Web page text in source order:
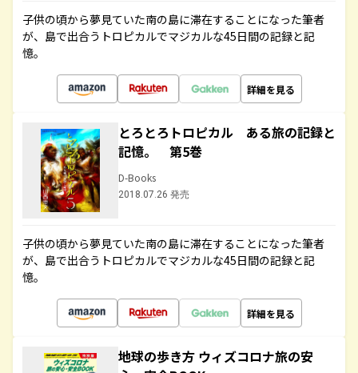
子供の頃から夢見ていた南の島に滞在することになった筆者
が、島で出合うトロピカルでマジカルな45日間の記録と記
憶。
詳細を見る
とろとろトロピカル ある旅の記録と
記憶。 第5巻
D-Books
2018.07.26 発売
子供の頃から夢見ていた南の島に滞在することになった筆者
が、島で出合うトロピカルでマジカルな45日間の記録と記
憶。
詳細を見る
地球の歩き方 ウィズコロナ旅の安